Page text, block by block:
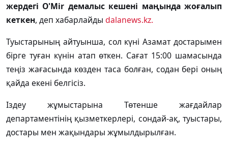
жердегі O'Mir демалыс кешені маңында жоғалып
кеткен, деп хабарлайды dalanews.kz.
Туыстарының айтуынша, сол күні Азамат достарымен
бірге туған күнін атап өткен. Сағат 15:00 шамасында
теңіз жағасында көзден таса болған, содан бері оның
қайда екені белгісіз.
Іздеу жұмыстарына Төтенше жағдайлар
департаментінің қызметкерлері, сондай-ақ, туыстары,
достары мен жақындары жұмылдырылған.